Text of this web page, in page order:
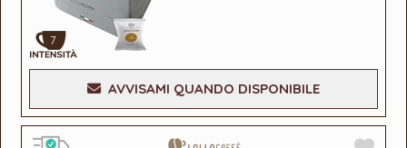
7
AVVISAMI QUANDO DISPONIBILE